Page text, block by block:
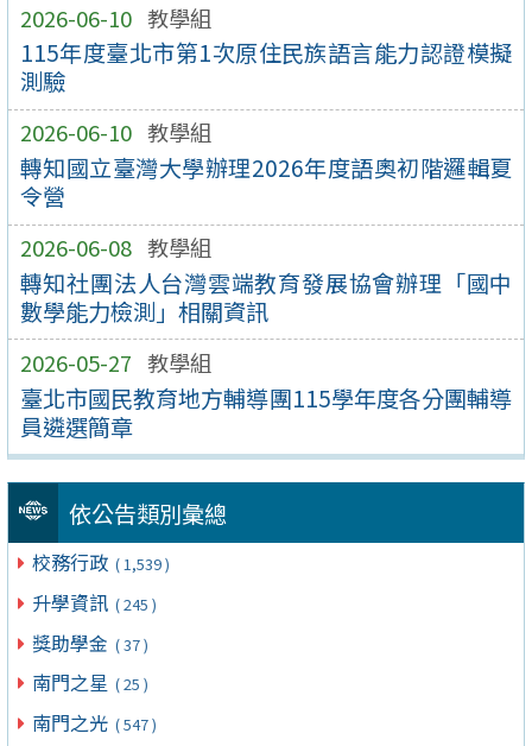
2026-06-10 教學組
115年度臺北市第1次原住民族語言能力認證模擬
測驗
2026-06-10 教學組
轉知國立臺灣大學辦理2026年度語奧初階邏輯夏
令營
2026-06-08 教學組
轉知社團法人台灣雲端教育發展協會辦理「國中
數學能力檢測」相關資訊
2026-05-27 教學組
臺北市國民教育地方輔導團115學年度各分團輔導
員遴選簡章
依公告類別彙總
校務行政 ( 1,539 )
升學資訊 ( 245 )
獎助學金 ( 37 )
南門之星 ( 25 )
南門之光 ( 547 )